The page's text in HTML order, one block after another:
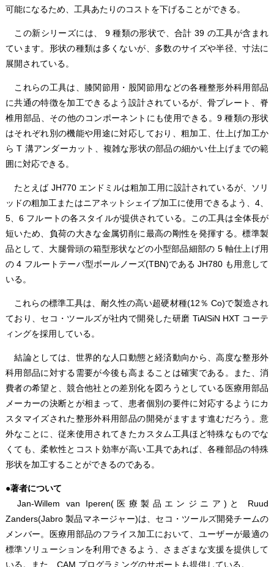
可能になるため、工具あたりのコストを下げることができる。
この新シリーズには、 9 種類の形状で、合計 39 の工具が含まれ
ています。形状の種類は多くないが、多数のサイズや半径、寸法に
展開されている。
これらの工具は、膝関節用・股関節用などの各種整形外科用部品
に共通の特徴を加工できるよう設計されているが、骨プレート、脊
椎用部品、その他のコンポーネントにも使用できる。9 種類の形状
はそれぞれ別の機能や用途に対応しており、粗加工、仕上げ加工か
ら T 溝アンダーカット、複雑な形状の部品の細かい仕上げまでの範
囲に対応できる。
たとえば JH770 エンドミルは粗加工用に設計されているが、ソリ
ッドの粗加工またはニアネットシェイプ加工に使用できるよう、4、
5、6 フルートの各スタイルが提供されている。この工具は全体長が
短いため、負荷の大きな金属切削に最高の剛性を発揮する。標準製
品として、大腿骨頭の箱型形状などの小型部品細部の 5 軸仕上げ用
の 4 フルートテーパ型ボールノーズ(TBN)である JH780 も用意して
いる。
これらの標準工具は、耐久性の高い超硬材種(12％ Co)で製造され
ており、セコ・ツールズが社内で開発した研磨 TiAlSiN HXT コーテ
ィングを採用している。
結論としては、世界的な人口動態と経済動向から、高度な整形外
科用部品に対する需要が今後も高まることは確実である。また、消
費者の希望と、競合他社との差別化を図ろうとしている医療用部品
メーカーの決断とが相まって、患者個別の要件に対応するようにカ
スタマイズされた整形外科用部品の開発がますます進むだろう。意
外なことに、従来使用されてきたカスタム工具ほど特殊なものでな
くても、柔軟性とコスト効率が高い工具であれば、各種部品の特殊
形状を加工することができるのである。
●著者について
Jan-Willem van Iperen(医療製品エンジニア)と Ruud
Zanders(Jabro 製品マネージャー)は、セコ・ツールズ開発チームの
メンバー。医療用部品のフライス加工において、ユーザーが最適の
標準ソリューションを利用できるよう、さまざまな支援を提供して
いる。また、CAM プログラミングのサポートも提供している。